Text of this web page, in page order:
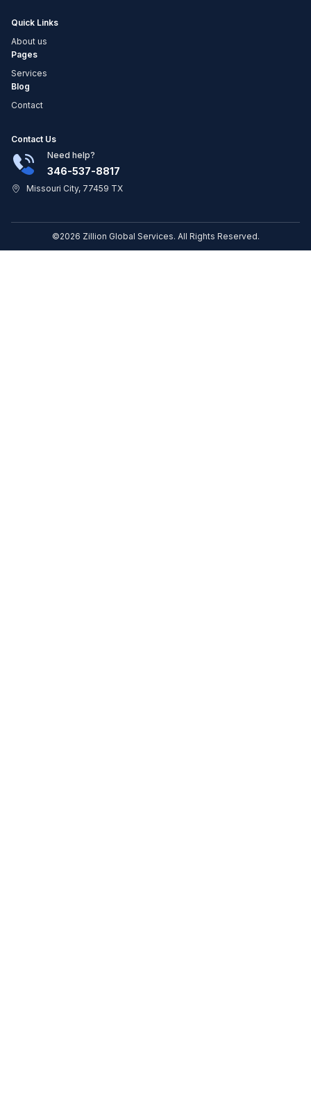
Quick Links
About us
Pages
Services
Blog
Contact
Contact Us
Need help?
346-537-8817
Missouri City, 77459 TX
©2026 Zillion Global Services. All Rights Reserved.